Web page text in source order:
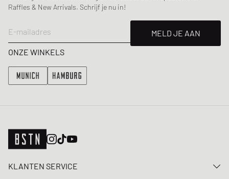
Raffles & New Arrivals. Schrijf je nu in!
E-mailadres
MELD JE AAN
ONZE WINKELS
KLANTEN SERVICE